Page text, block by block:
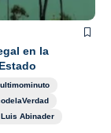
en la
Luis Abinader